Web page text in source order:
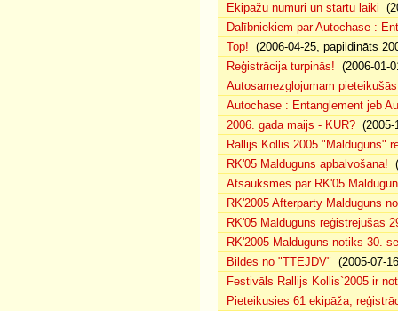
Ekipāžu numuri un startu laiki
Dalībniekiem par Autochase :
Top! (2006-04-25, papildināts
Reģistrācija turpinās! (2006-01-
Autosamezglojumam
Autochase : Entanglement jeb
2006. gada maijs - KUR? (2005-
Rallijs Kollis 2005 "Malduguns"
RK'05 Malduguns apbalvošana!
Atsauksmes par RK'05
RK'2005 Afterparty Malduguns
RK'05 Malduguns reģistrējušās
RK'2005 Malduguns notiks 30.
Bildes no "TTEJDV" (2005-07-
Festivāls Rallijs Kollis`2005 ir
Pieteikusies 61 ekipāža,